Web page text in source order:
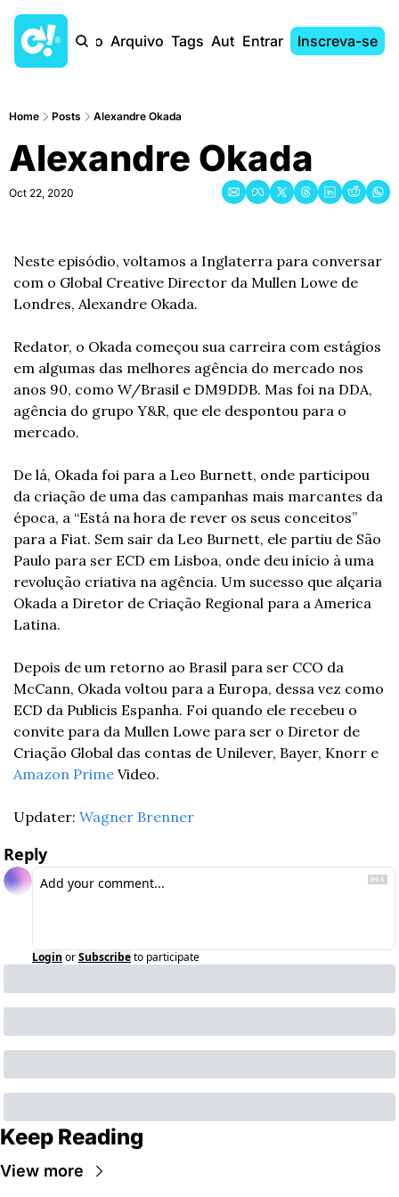
Início Arquivo Tags AutoresEntrar Inscreva-se
Home Posts Alexandre Okada
Alexandre Okada
Oct 22, 2020
Neste episódio, voltamos a Inglaterra para conversar
com o Global Creative Director da Mullen Lowe de
Londres, Alexandre Okada.
Redator, o Okada começou sua carreira com estágios
em algumas das melhores agência do mercado nos
anos 90, como W/Brasil e DM9DDB. Mas foi na DDA,
agência do grupo Y&R, que ele despontou para o
mercado.
De lá, Okada foi para a Leo Burnett, onde participou
da criação de uma das campanhas mais marcantes da
época, a “Está na hora de rever os seus conceitos”
para a Fiat. Sem sair da Leo Burnett, ele partiu de São
Paulo para ser ECD em Lisboa, onde deu início à uma
revolução criativa na agência. Um sucesso que alçaria
Okada a Diretor de Criação Regional para a America
Latina.
Depois de um retorno ao Brasil para ser CCO da
McCann, Okada voltou para a Europa, dessa vez como
ECD da Publicis Espanha. Foi quando ele recebeu o
convite para da Mullen Lowe para ser o Diretor de
Amazon Prime Video.
Updater: Wagner Brenner
Reply
Login orSubscribeto participate
Keep Reading
View more